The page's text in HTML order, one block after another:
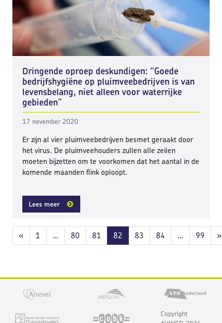
Dringende oproep deskundigen: “Goede
bedrijfshygiëne op pluimveebedrijven is van
levensbelang, niet alleen voor waterrijke
gebieden”
17 november 2020
Er zijn al vier pluimveebedrijven besmet geraakt door
het virus. De pluimveehouders zullen alle zeilen
moeten bijzetten om te voorkomen dat het aantal in de
komende maanden flink oploopt.
Lees meer
Berichten navigatie
« 1 … 80 81 82 83 84 … 99 »
Copyright